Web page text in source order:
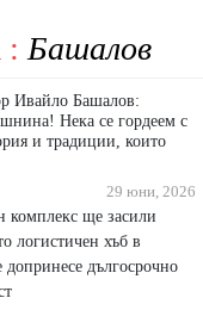
: Башалов
Ивайло Башалов:
Нека се гордеем с
и традиции, които
29 юни, 2026
комплекс ще засили
логистичен хъб в
дългосрочно